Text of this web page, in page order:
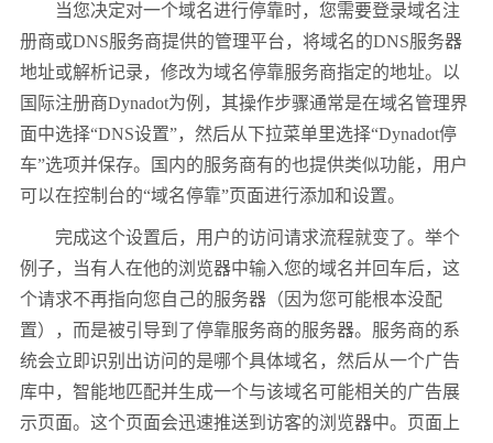
当您决定对一个域名进行停靠时，您需要登录域名注
册商或DNS服务商提供的管理平台，将域名的DNS服务器
地址或解析记录，修改为域名停靠服务商指定的地址。以
国际注册商Dynadot为例，其操作步骤通常是在域名管理界
面中选择“DNS设置”，然后从下拉菜单里选择“Dynadot停
车”选项并保存。国内的服务商有的也提供类似功能，用户
可以在控制台的“域名停靠”页面进行添加和设置。
完成这个设置后，用户的访问请求流程就变了。举个
例子，当有人在他的浏览器中输入您的域名并回车后，这
个请求不再指向您自己的服务器（因为您可能根本没配
置），而是被引导到了停靠服务商的服务器。服务商的系
统会立即识别出访问的是哪个具体域名，然后从一个广告
库中，智能地匹配并生成一个与该域名可能相关的广告展
示页面。这个页面会迅速推送到访客的浏览器中。页面上